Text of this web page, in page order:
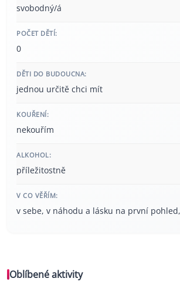
svobodný/á
POČET DĚTÍ:
0
DĚTI DO BUDOUCNA:
jednou určitě chci mít
KOUŘENÍ:
nekouřím
ALKOHOL:
příležitostně
V CO VĚŘÍM:
v sebe, v náhodu a lásku na první
Oblíbené aktivity